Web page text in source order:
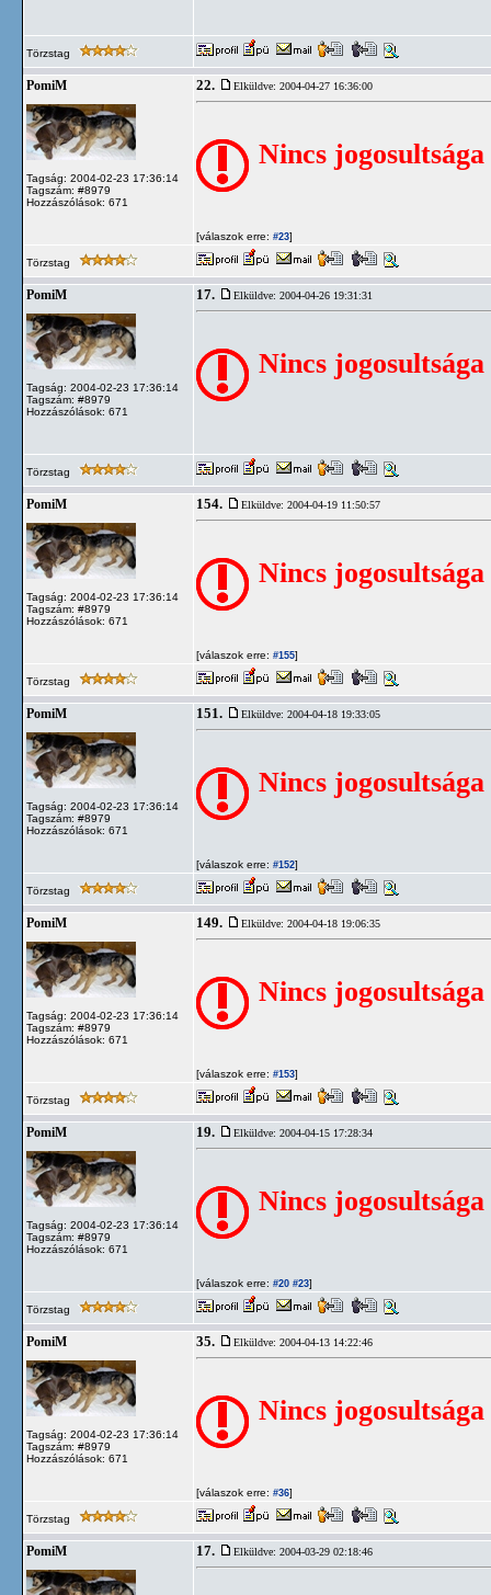
Törzstag
PomiM
Tagság: 2004-02-23 17:36:14
Tagszám: #8979
Hozzászólások: 671
22. Elküldve: 2004-04-27 16:36:00
Nincs
[válaszok erre: #23]
Törzstag
PomiM
Tagság: 2004-02-23 17:36:14
Tagszám: #8979
Hozzászólások: 671
17. Elküldve: 2004-04-26 19:31:31
Nincs
Törzstag
PomiM
Tagság: 2004-02-23 17:36:14
Tagszám: #8979
Hozzászólások: 671
154. Elküldve: 2004-04-19 11:50:57
Nincs
[válaszok erre: #155]
Törzstag
PomiM
Tagság: 2004-02-23 17:36:14
Tagszám: #8979
Hozzászólások: 671
151. Elküldve: 2004-04-18 19:33:05
Nincs
[válaszok erre: #152]
Törzstag
PomiM
Tagság: 2004-02-23 17:36:14
Tagszám: #8979
Hozzászólások: 671
149. Elküldve: 2004-04-18 19:06:35
Nincs
[válaszok erre: #153]
Törzstag
PomiM
Tagság: 2004-02-23 17:36:14
Tagszám: #8979
Hozzászólások: 671
19. Elküldve: 2004-04-15 17:28:34
Nincs
[válaszok erre: #20 #23]
Törzstag
PomiM
Tagság: 2004-02-23 17:36:14
Tagszám: #8979
Hozzászólások: 671
35. Elküldve: 2004-04-13 14:22:46
Nincs
[válaszok erre: #36]
Törzstag
PomiM 17. Elküldve: 2004-03-29 02:18:46